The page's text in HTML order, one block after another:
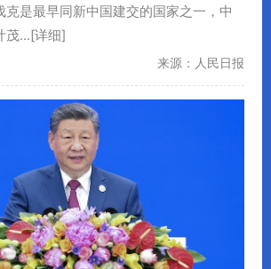
克是最早同新中国建交的国家之一，中
茂...[详细]
来源：人民日报